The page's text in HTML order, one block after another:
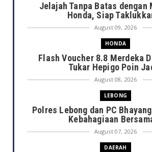
Jelajah Tanpa Batas dengan
Honda, Siap
August 09, 2026
HONDA
Flash Voucher 8.8 Merdeka
Tukar Hepigo Poin
August 08, 2026
LEBONG
Polres Lebong dan PC
Kebahagiaan
August 07, 2026
DAERAH